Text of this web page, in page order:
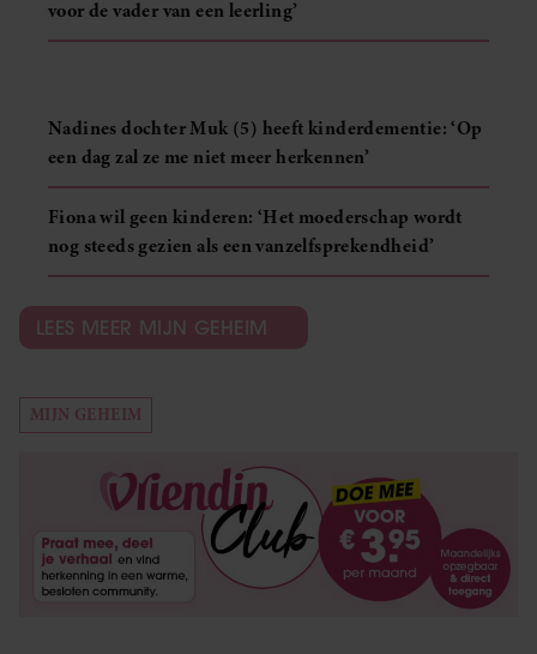
partners voor social media, adverteren en analyse. Deze
gaat akkoord met onze cookies als u onze website blijft
gebruiken.
voor de vader van een leerling’
Nadines dochter Muk (5) heeft kinderdementie: ‘Op
een dag zal ze me niet meer herkennen’
Fiona wil geen kinderen: ‘Het moederschap wordt
nog steeds gezien als een vanzelfsprekendheid’
LEES MEER MIJN GEHEIM
MIJN GEHEIM